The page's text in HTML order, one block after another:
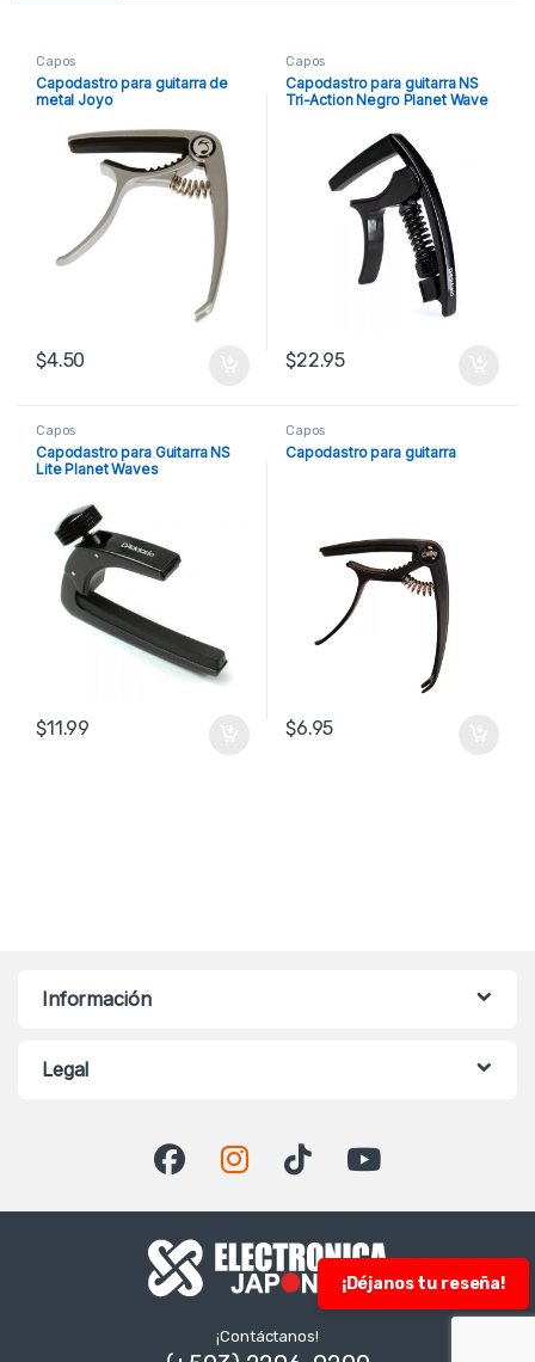
Capos
Capodastro para guitarra de
metal Joyo
$4.50
Capos
Capodastro para guitarra NS
Tri-Action Negro Planet Wave
$22.95
Capos
Capodastro para Guitarra NS
Lite Planet Waves
$11.99
Capos
Capodastro para guitarra
$6.95
Información
Legal
¡Déjanos tu reseña!
¡Contáctanos!